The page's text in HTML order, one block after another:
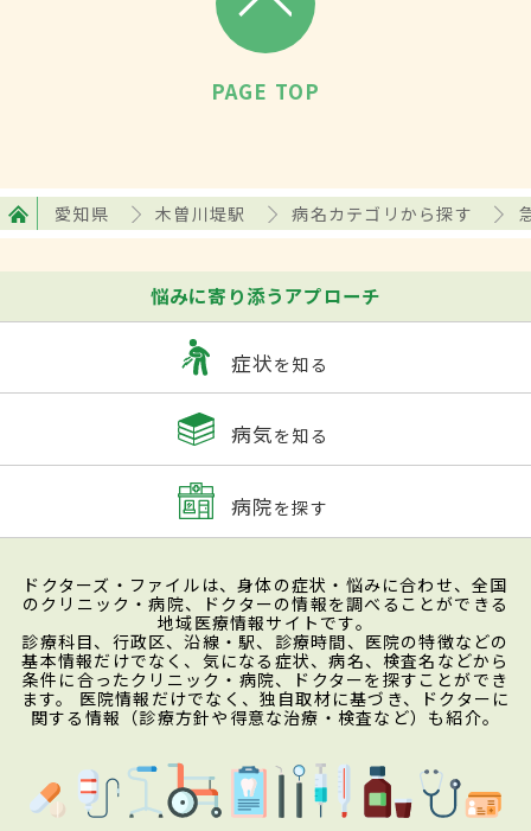
PAGE TOP
愛知県 木曽川堤駅 病名カテゴリから探す
悩みに寄り添うアプローチ
症状を知る
病気を知る
病院を探す
ドクターズ・ファイルは、身体の症状・悩みに合わせ、全国
のクリニック・病院、ドクターの情報を調べることができる
地域医療情報サイトです。
診療科目、行政区、沿線・駅、診療時間、医院の特徴などの
基本情報だけでなく、気になる症状、病名、検査名などから
条件に合ったクリニック・病院、ドクターを探すことができ
ます。 医院情報だけでなく、独自取材に基づき、ドクターに
関する情報（診療方針や得意な治療・検査など）も紹介。